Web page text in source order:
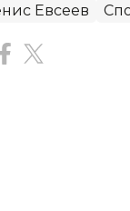
Евсеев